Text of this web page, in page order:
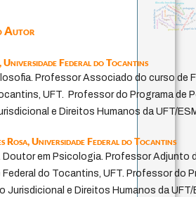
Autor
Universidade Federal do Tocantins
Professor Associado do curso de
UFT. Professor do Programa de
e Direitos Humanos da UFT/
Rosa,Universidade Federal do Tocantins
Doutor em Psicologia. Professor Adjunto
Federal do Tocantins, UFT. Professor do
Jurisdicional e Direitos Humanos da UFT/
fundamentalismo
jacobi
protágoras
experiência temporalmetafísica do tempo
género
idade
intolerânciahomem-medida
filosofia brasileira
j.c.m. neto
palavra
perdón
leyes
violencia
guayaquil
logos
pedagogia
lei
desejo
papel da
sacrifício
não maleficência mind therapy
animais
realidad